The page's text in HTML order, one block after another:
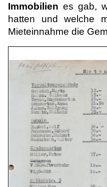
Immobilien es gab,
hatten und welche
Mieteinnahme die